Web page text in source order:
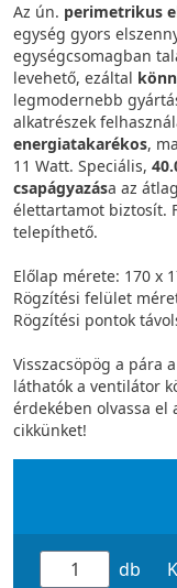
Az ún. perimetrikus
egység gyors
egységcsomagban
levehető, ezáltal
legmodernebb
alkatrészek
energiatakarékos,
11 Watt. Speciális,
csapágyazása az
élettartamot biztosít.
telepíthető.
Előlap mérete: 170 x
Rögzítési felület
Rögzítési pontok
Visszacsöpög a pára
láthatók a ventilátor
érdekében olvassa el
cikkünket!
db